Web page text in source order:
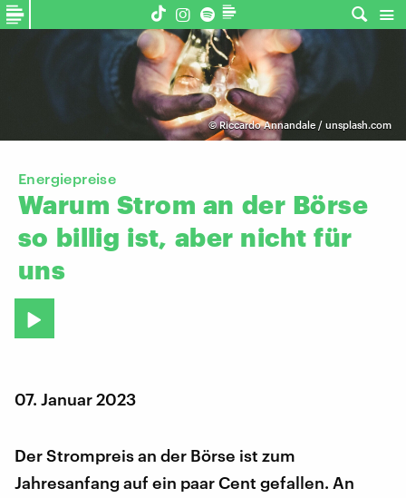
©Riccardo Annandale / unsplash.com
Energiepreise
Warum Strom an der Börse
so billig ist, aber nicht für
uns
07. Januar 2023
Der Strompreis an der Börse ist zum
Jahresanfang auf ein paar Cent gefallen. An